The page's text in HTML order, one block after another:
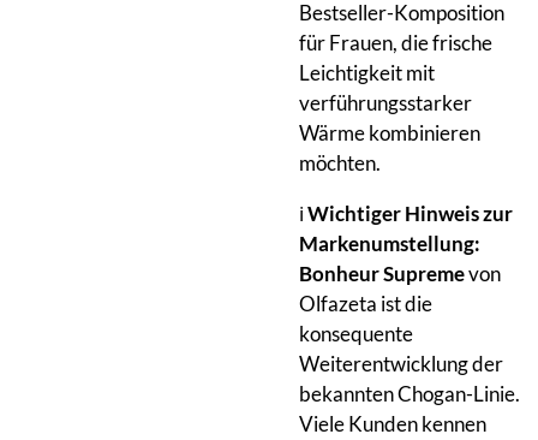
Bestseller-Komposition
für Frauen, die frische
Leichtigkeit mit
verführungsstarker
Wärme kombinieren
möchten.
ℹ️ Wichtiger Hinweis zur
Markenumstellung:
Bonheur Supremevon
Olfazeta ist die
konsequente
Weiterentwicklung der
bekannten Chogan-Linie.
Viele Kunden kennen